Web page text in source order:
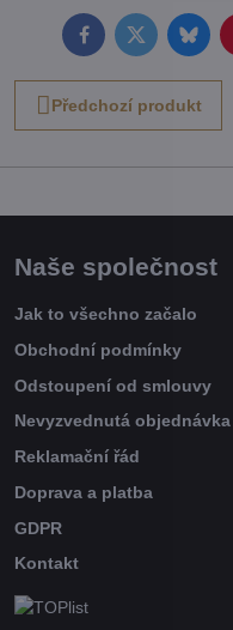
FacebookTwitter
Předchozí produkt
Naše společnost
Jak to všechno začalo
Obchodní podmínky
Odstoupení od smlouvy
Nevyzvednutá
Reklamační řád
Doprava a platba
GDPR
Kontakt